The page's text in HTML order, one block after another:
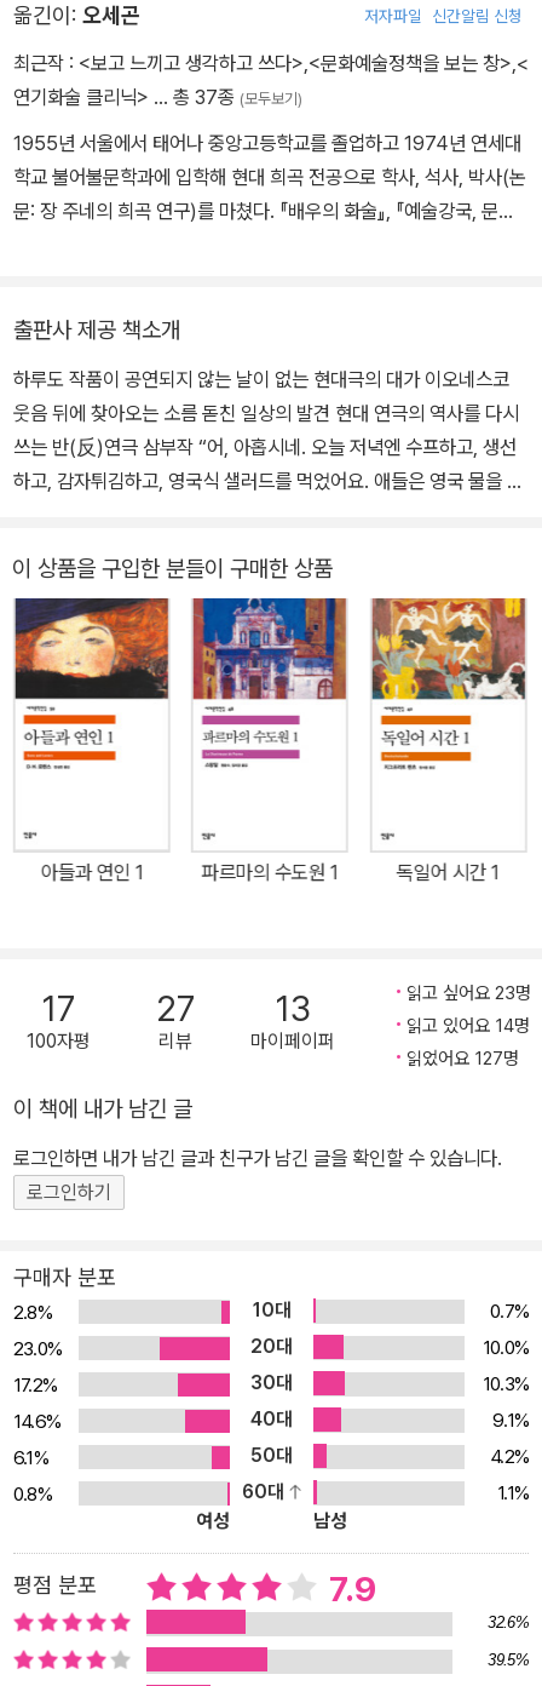
《의자들》, 《코뿔소》, 《의무의 희생자》, 《왕은 죽어 가다》 등이 있으
며, 이 중 ‘베랑제’라는 인물이 중심이 되는 연작은 그의 철학적 사유
가 응축되어 있는 작품으로 평가된다. 초기에는 언어의 부조리를 다
를 확장했다. 이오네스코는 사르트르나 카뮈처럼 명확한 메시지를 주
기보다 부조리한 상황 자체를 무대에 그대로 드러내 관객 스스로 성
찰하게 만든다. 인간의 삶과 세계를 비관적으로 보면서도, 동시에 연
원으로 선출되었으며 전후 현대 연극의 지형을 바꾼 극작가로 평가받
옮긴이: 오세곤 저자파일 신간알림 신청
최근작 : <보고 느끼고 생각하고 쓰다> <문화예술정책을 보는 창> <
연기화술 클리닉> … 총 37종 (모두보기)
1955년 서울에서 태어나 중앙고등학교를 졸업하고 1974년 연세대
학교 불어불문학과에 입학해 현대 희곡 전공으로 학사, 석사, 박사(논
문: 장 주네의 희곡 연구)를 마쳤다. 『배우의 화술』, 『예술강국, 문화
희곡 <하녀들>과 <엄중한 감시>, 시집 『사형수』, 셰익스피어의 <한
여름 밤의 꿈>, 이오네스코의 <대머리 여가수>, <수업>, <의자>, <
왕은 죽어가다>, <살인놀이>, <알마의 즉흥극>, <신부감>, 장 아누
이의 <반바지>, 스트린드베리의 <율리에 아씨>, 하벨의 <청중>, 보
마르셰의 <피가로의 결혼>, 베케트의 <승부의 종말>, 사르트르의 <
<술로먼의 재판>, <갈매기>, <보이첵>, <ㄱㅏㄹㅏㄱㅏㄹㅏ>, <가
라자승>, <타이터스>, <보이지 않는 하늘>, <뻥짜귀족>, <오 행복
한 날들>, <하녀들> 등의 작품을 연출하였다. 1996년 가야대학교
연극영화학과 교수로 부임한 후 1999년 순천향대학교로 자리를 옮
겨 2020년 8월까지 연극무용학과 교수로 재직하였고, 2020년 9월
부터는 같은 대학교 명예교수다. 2007∼2008년 한국연극교육학회
여 현재까지 회장을 맡고 있다.
출판사 제공 책소개
하루도 작품이 공연되지 않는 날이 없는 현대극의 대가 이오네스코
웃음 뒤에 찾아오는 소름 돋친 일상의 발견 현대 연극의 역사를 다시
쓰는 반(反)연극 삼부작 “어, 아홉시네. 오늘 저녁엔 수프하고, 생선
하고, 감자튀김하고, 영국식 샐러드를 먹었어요. 애들은 영국 물을 마
『대머리 여가수』에 실린 세 작품에서 이오네스코는 현대 사회의 부조
리한 속성을 치밀하게 추적한다. 일별하면 「대머리 여가수」는 소시민
의 허위의식과 소통의 허구성을, 「수업」은 제도 권력의 억압적인 본질
을, 「의자」는 사회 속에서 개인의 불행과 소외의 문제를 파헤친다. 「대
머리 여가수」는 한 영국 가정의 하루를 보여주면서 현대인의 무의미
한 일상과 허위의식을 적나라하게 드러낸다. 작품 속에서 스미스 부
체 줄거리다. 눈에 띄는 사건도 갈등도 없는 가운데 스미스 부부와 마
틴 부부, 소방대장의 무의미한 대사들만이 작품을 채우고 있다. 대화
이 한편의 소극은 온갖 기호와 의미로 가득 차 있지만 실내용은 공허
하기만 한 현대 사회를 은유적으로 풍자하고 있으며 현대인이 맺고
있는 관계의 무의미함과 의사소통의 허구성을 꼬집고 있다. 「수업」은
어지는 사건을 그린다. 교수는 자신의 교육 방침을 학생에게 강요한
다. 학생은 그것에 맞추려고 노력하지만 교수는 점점 더 폭력적으로
학생을 몰아세우고, 자기 성에 차지 않는 학생을 결국 칼로 살해하게
죽이는 충격적인 결말을 보여줌으로써 그 비판의 강도를 더하고 있
다. 나아가 현대 사회의 제도 권력이 본질적으로 억압과 폭력의 장치
에 불과하다는 메시지를 던진다. 「의자」는 외딴 섬에서 살아가는 노부
부가 관객에게는 보이지 않는 손님들을 맞아 한바탕 잔치를 여는 소
동을 그린다. 지나간 인생을 돌아보며 회의와 체념에 빠진 노부부는
귀부인, 기자, 대령, 심지어는 황제까지 자기를 찾아온 것에 감격스러
워하고 그 방문으로 자신들의 존재가 증명된 지금, 지난 세월이 헛되
지 않았다고 행복해 한다. 그러나 관객들이 볼 수 있는 것은 무대를 점
안 간직해 온, 세상을 향한 메시지를 발표할 때가 되었다며 마지막 손
님인 변사를 기다리지만, 도착한 변사는 말을 하지 못하는 벙어리다.
노부부는 결국 절망감에 “황제 폐하 만세!”를 외치며 창문으로 뛰어
이 상품을 구입한 분들이 구매한 상품
아들과 연인 1 파르마의 수도원 1 독일어 시간 1
17
100자평
27
리뷰
13
마이페이퍼
읽고 싶어요 23명
읽고 있어요 14명
읽었어요 127명
이 책에 내가 남긴 글
로그인하면 내가 남긴 글과 친구가 남긴 글을 확인할 수 있습니다.
로그인하기
구매자 분포
2.8% 10대
0.7%
23.0%
20대
10.0%
17.2%
30대
10.3%
14.6%
40대
9.1%
6.1%
50대
4.2%
0.8%
60대
1.1%
여성
남성
평점 분포 7.9
32.6%
39.5%